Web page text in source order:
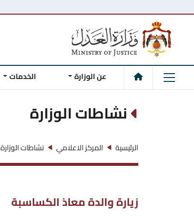
عن الوزارة الخدمات
نشاطات الوزارة
الرئيسية المركز الاعلامي نشاطات الوزارة
زيارة والدة معاذ الكساسبة